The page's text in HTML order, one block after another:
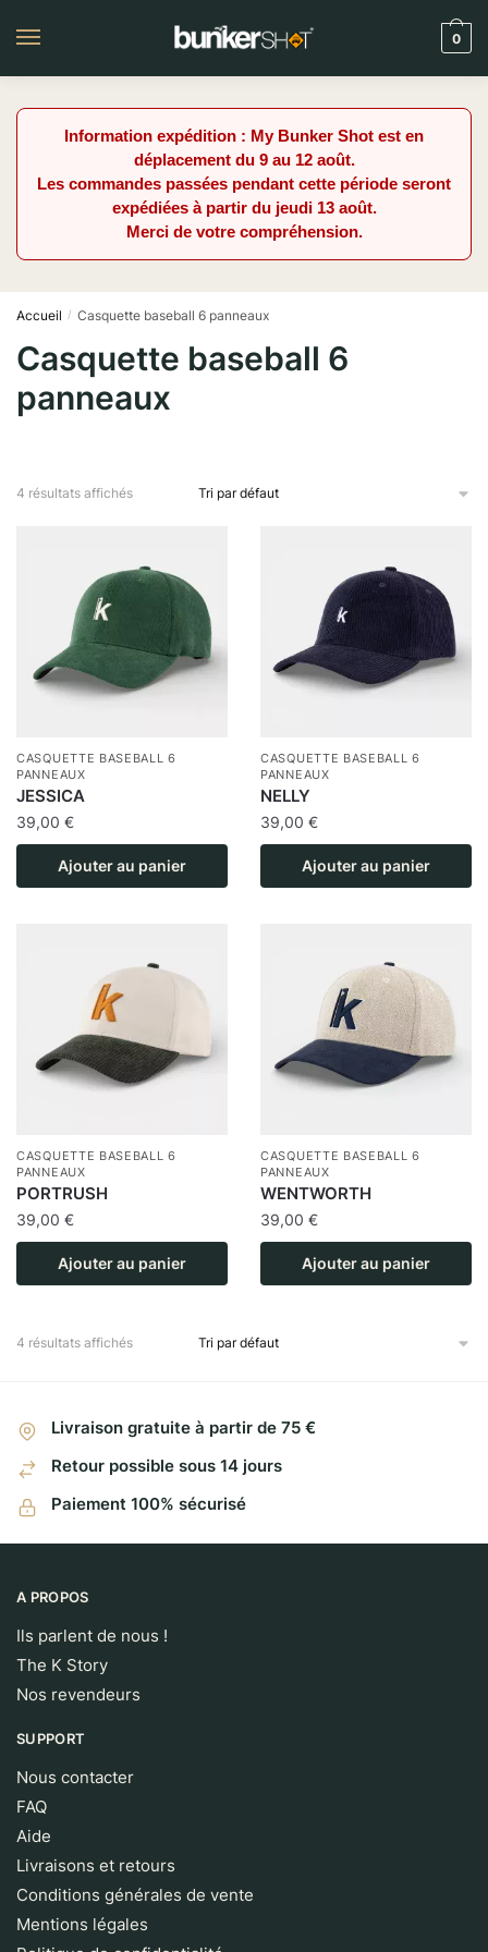
0
Information expédition : My Bunker Shot est en
déplacement du 9 au 12 août.
Les commandes passées pendant cette période seront
expédiées à partir du jeudi 13 août.
Merci de votre compréhension.
Accueil / Casquette baseball 6 panneaux
Casquette baseball 6
panneaux
4 résultats affichés
CASQUETTE BASEBALL 6
PANNEAUX
JESSICA
39,00 €
Ajouter au panier
CASQUETTE BASEBALL 6
PANNEAUX
NELLY
39,00 €
Ajouter au panier
CASQUETTE BASEBALL 6
PANNEAUX
PORTRUSH
39,00 €
Ajouter au panier
CASQUETTE BASEBALL 6
PANNEAUX
WENTWORTH
39,00 €
Ajouter au panier
4 résultats affichés
Livraison gratuite à partir de 75 €
Retour possible sous 14 jours
Paiement 100% sécurisé
A PROPOS
Ils parlent de nous !
The K Story
Nos revendeurs
SUPPORT
Nous contacter
FAQ
Aide
Livraisons et retours
Conditions générales de vente
Mentions légales